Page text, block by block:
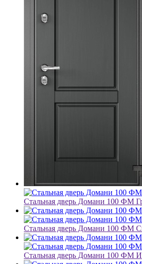
Стальная дверь Домани 100 ФМ
Стальная дверь Домани 100 ФМ
Стальная дверь Домани 100 ФМ